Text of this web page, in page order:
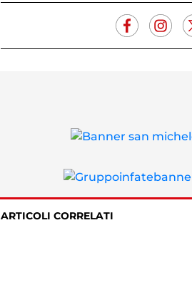
ARTICOLI CORRELATI